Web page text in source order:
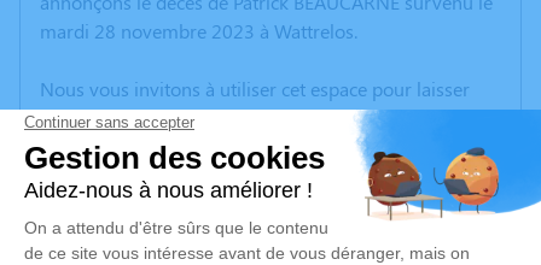
mardi 28 novembre 2023 à Wattrelos.
Nous vous invitons à utiliser cet espace pour laisser
vos condoléances, partager des photos souvenirs, une
anecdote ou exprimer vos pensées à travers des
poèmes ou des textes. Cet endroit est un lieu
d'expression dédié à honorer la mémoire de Patrick
BEAUCARNE.